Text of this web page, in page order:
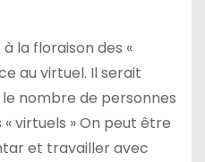
la floraison des «
au virtuel. Il serait
nombre de personnes
virtuels » On peut être
et travailler avec